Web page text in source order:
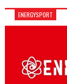
ENERGYSPORT